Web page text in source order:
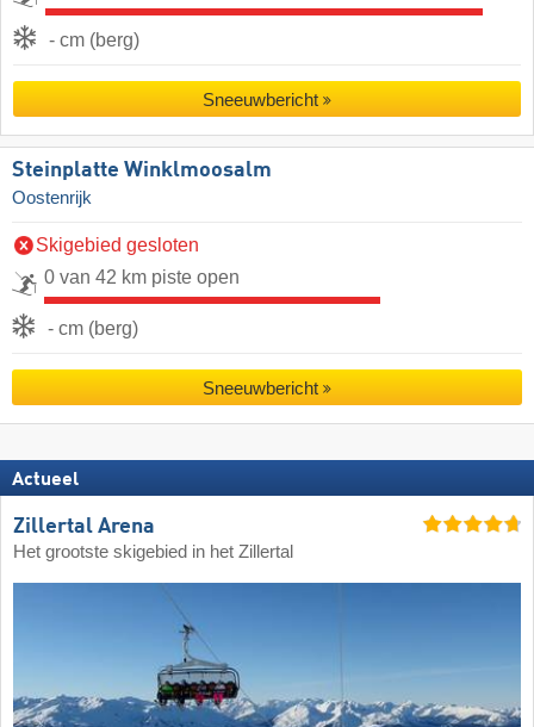
- cm (berg)
Sneeuwbericht
Steinplatte Winklmoosalm
Oostenrijk
Skigebied gesloten
0 van 42 km piste open
- cm (berg)
Sneeuwbericht
Actueel
Zillertal Arena
Het grootste skigebied in het Zillertal